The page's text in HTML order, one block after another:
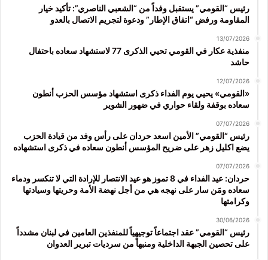
رئيس “القومي” يستقبل وفداً من “الشعبي الناصري”: تأكيد خيار
المقاومة ورفض “اتفاق الإطار” ودعوة لتجريم الاتصال بالعدو
13/07/2026
منفذية عكار في القومي تحيي الذكرى 77 لاستشهاد سعاده باحتفال
حاشد
12/07/2026
«القومي» يحيي يوم الفداء ذكرى استشهاد مؤسس الحزب أنطون
سعاده بوقفة ولقاء حواري في ضهور الشوير
07/07/2026
رئيس “القومي” الأمين اسعد حردان على رأس وفد من قيادة الحزب
يضع اكليل زهر على ضريح المؤسس أنطون سعاده في ذكرى استشهاده
07/07/2026
حردان: عيد الفداء في 8 تموز هو عيد الانتصار للإرادة التي لا تنكسر ودماء
سعاده ومَن سار على نهجه هي من أجل نهضة الأمة وحريتها وسيادتها
وكرامتها
30/06/2026
رئيس “القومي” عقد اجتماعاً توجيهياً للمنفذين العامين في لبنان مشدداً
على تحصين الجبهة الداخلية ومنبهاً من سرديات تبرير العدوان